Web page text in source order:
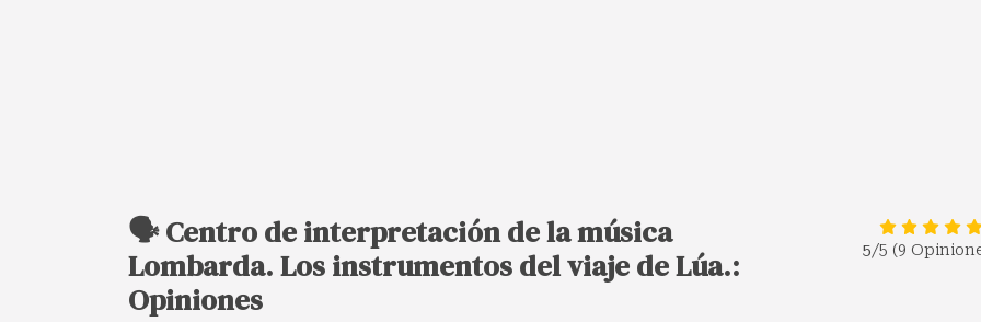
🗣️ Centro de interpretación de la música
Lombarda. Los instrumentos del viaje de Lúa.:
Opiniones
5/5 (9